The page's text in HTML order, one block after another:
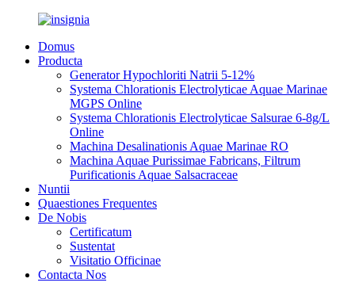
Domus
Producta
Generator Hypochloriti Natrii 5-12%
Systema Chlorationis Electrolyticae Aquae Marinae
MGPS Online
Systema Chlorationis Electrolyticae Salsurae 6-8g/L
Online
Machina Desalinationis Aquae Marinae RO
Machina Aquae Purissimae Fabricans, Filtrum
Purificationis Aquae Salsacraceae
Nuntii
Quaestiones Frequentes
De Nobis
Certificatum
Sustentat
Visitatio Officinae
Contacta Nos